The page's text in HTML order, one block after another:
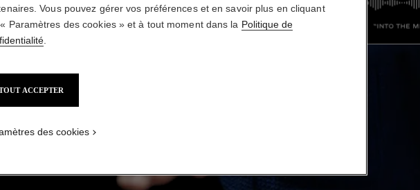
Vous pouvez gérer vos préférences et en savoir plus en cliquant
Paramètres des cookies » et à tout moment dans la Politique de
ACCEPTER
des cookies